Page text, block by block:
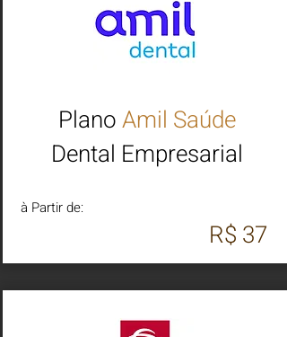
PlanoAmil Saúde
Dental Empresarial
à Partir de:
R$ 37